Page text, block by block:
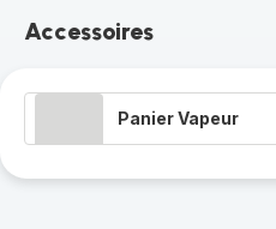
Accessoires
Panier Vapeur